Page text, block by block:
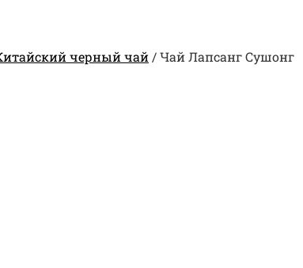
черный чай/Чай Лапсанг Сушонг